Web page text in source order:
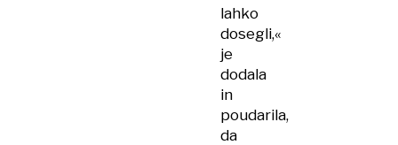
lahko
dosegli,«
je
dodala
in
poudarila,
da